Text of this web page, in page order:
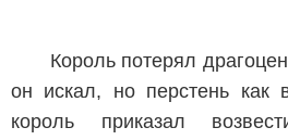
Король потерял
он искал, но перстень как
король приказал